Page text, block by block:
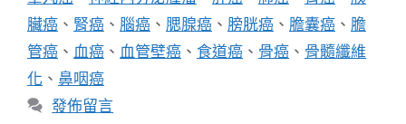
臟癌 、 腎癌 、 腦癌 、 腮腺癌 、 膀胱癌 、 膽囊癌 、 膽
管癌 、 血癌 、 血管壁癌 、 食道癌 、 骨癌 、 骨髓纖維
化 、 鼻咽癌
發佈留言